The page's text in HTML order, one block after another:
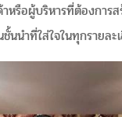
รือผู้บริหารที่ต้องการ
นนำที่ใส่ใจในทุกรายล